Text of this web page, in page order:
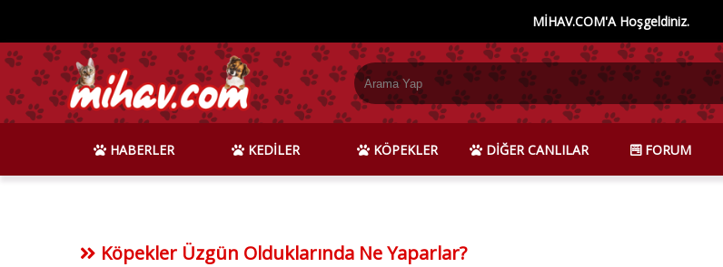
MİHAV.COM'A Hoşgeldiniz.
HABERLER KEDİLER KÖPEKLER DİĞER CANLILAR FORUM
Köpekler Üzgün Olduklarında Ne Yaparlar?